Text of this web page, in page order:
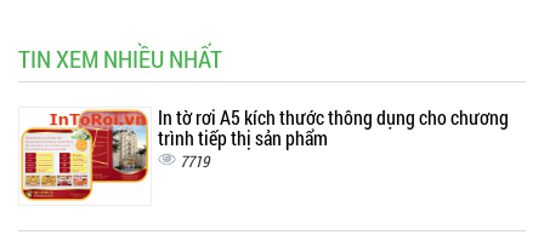
TIN XEM NHIỀU NHẤT
In tờ rơi A5 kích thước thông dụng cho chương
trình tiếp thị sản phẩm
7719